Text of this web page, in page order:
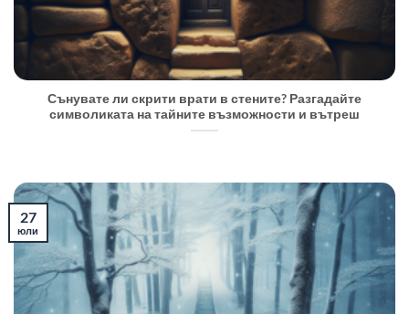
Сънувате ли скрити врати в стените? Разгадайте
символиката на тайните възможности и вътреш
27
юли